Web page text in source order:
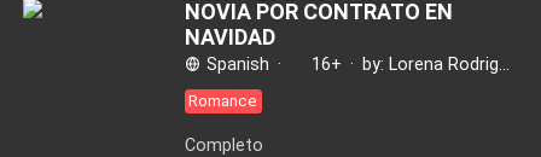
NOVIA POR CONTRATO EN
NAVIDAD
Spanish · 16+ ·
Romance
Completo